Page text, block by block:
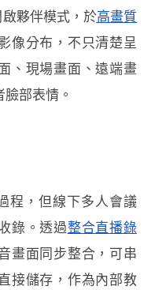
夥伴模式，於高畫質
像分布，不只清楚呈
、現場畫面、遠端畫
部表情。
程，但線下多人會議
錄。透過整合直播錄
畫面同步整合，可串
接儲存，作為內部教